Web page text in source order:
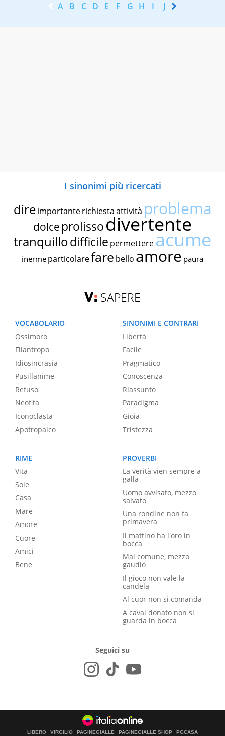
A B C D E F G H I J K
I sinonimi più ricercati
dire importante richiestaattività problema
dolce prolissodivertente
tranquillodifficile permettereacume
inerme particolarefare bello amore paura
SAPERE
VOCABOLARIO
Ossimoro
Filantropo
Idiosincrasia
Pusillanime
Refuso
Neofita
Iconoclasta
Apotropaico
SINONIMI E CONTRARI
Libertà
Facile
Pragmatico
Conoscenza
Riassunto
Paradigma
Gioia
Tristezza
RIME
Vita
Sole
Casa
Mare
Amore
Cuore
Amici
Bene
PROVERBI
La verità vien sempre a
galla
Uomo avvisato, mezzo
salvato
Una rondine non fa
primavera
Il mattino ha l'oro in
bocca
Mal comune, mezzo
gaudio
Il gioco non vale la
candela
Al cuor non si comanda
A caval donato non si
guarda in bocca
Seguici su
LIBERO VIRGILIO PAGINEGIALLE PAGINEGIALLE SHOP PGCASA